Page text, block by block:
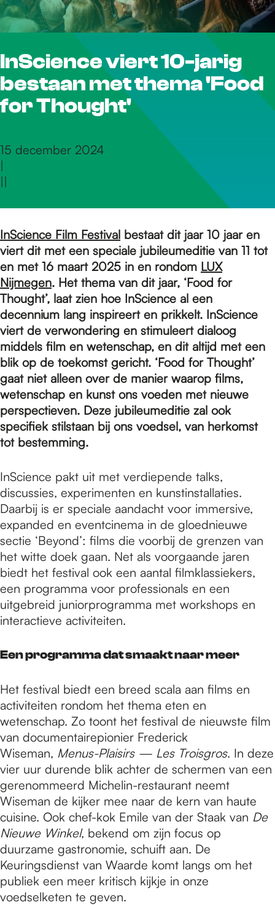
r
d
e
o
m
e
p
a
g
InScience viert 10-jarig
bestaan met thema 'Food
for Thought'
15 december 2024
|
||
InScience Film Festival bestaat dit jaar 10 jaar en
viert dit met een speciale jubileumeditie van 11 tot
en met 16 maart 2025 in en rondom LUX
Nijmegen. Het thema van dit jaar, ‘Food for
Thought’, laat zien hoe InScience al een
decennium lang inspireert en prikkelt. InScience
viert de verwondering en stimuleert dialoog
middels film en wetenschap, en dit altijd met een
blik op de toekomst gericht. ‘Food for Thought’
gaat niet alleen over de manier waarop films,
wetenschap en kunst ons voeden met nieuwe
perspectieven. Deze jubileumeditie zal ook
specifiek stilstaan bij ons voedsel, van herkomst
tot bestemming.
InScience pakt uit met verdiepende talks,
discussies, experimenten en kunstinstallaties.
Daarbij is er speciale aandacht voor immersive,
expanded en eventcinema in de gloednieuwe
sectie ‘Beyond’: films die voorbij de grenzen van
het witte doek gaan. Net als voorgaande jaren
biedt het festival ook een aantal filmklassiekers,
een programma voor professionals en een
uitgebreid juniorprogramma met workshops en
interactieve activiteiten.
Een programma dat smaakt naar meer
Het festival biedt een breed scala aan films en
activiteiten rondom het thema eten en
wetenschap. Zo toont het festival de nieuwste film
van documentairepionier Frederick
Wiseman, Menus-Plaisirs — Les Troisgros. In deze
vier uur durende blik achter de schermen van een
gerenommeerd Michelin-restaurant neemt
Wiseman de kijker mee naar de kern van haute
cuisine. Ook chef-kok Emile van der Staak van De
Nieuwe Winkel, bekend om zijn focus op
duurzame gastronomie, schuift aan. De
Keuringsdienst van Waarde komt langs om het
publiek een meer kritisch kijkje in onze
voedselketen te geven.